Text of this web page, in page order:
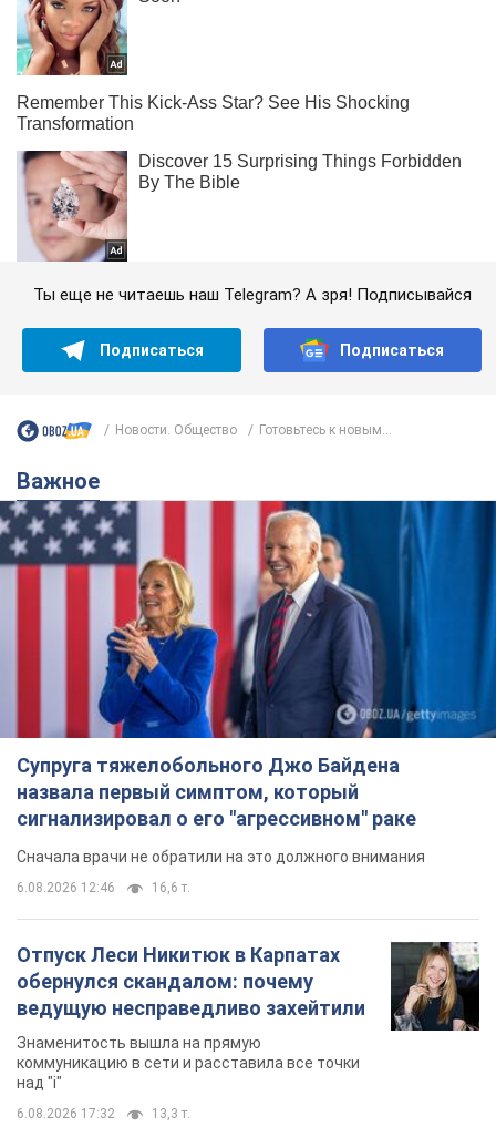
Ты еще не читаешь наш Telegram? А зря! Подписывайся
Подписаться Подписаться
Новости. Общество Готовьтесь к новым...
Важное
Супруга тяжелобольного Джо Байдена
назвала первый симптом, который
сигнализировал о его "агрессивном" раке
Сначала врачи не обратили на это должного внимания
6.08.2026 12:46 16,6 т.
Отпуск Леси Никитюк в Карпатах
обернулся скандалом: почему
ведущую несправедливо захейтили
Знаменитость вышла на прямую
коммуникацию в сети и расставила все точки
над "i"
6.08.2026 17:32 13,3 т.